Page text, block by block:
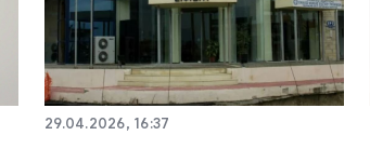
29.04.2026, 16:37